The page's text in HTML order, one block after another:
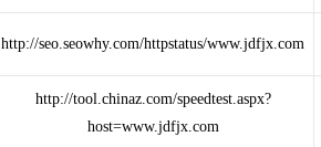
http://seo.seowhy.com/httpstatus/www.jdfjx.com
http://tool.chinaz.com/speedtest.aspx?
host=www.jdfjx.com